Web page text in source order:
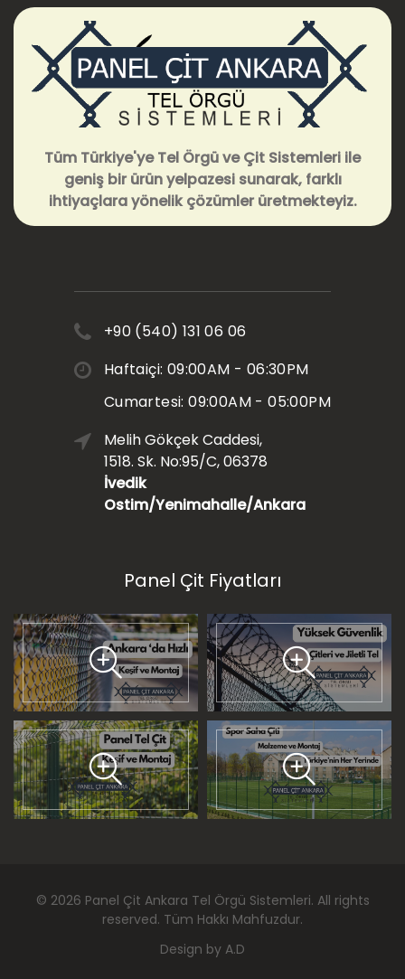
Tüm Türkiye'ye Tel Örgü ve Çit Sistemleri ile
geniş bir ürün yelpazesi sunarak, farklı
ihtiyaçlara yönelik çözümler üretmekteyiz.
+90 (540) 131 06 06
Haftaiçi: 09:00AM - 06:30PM
Cumartesi: 09:00AM - 05:00PM
Melih Gökçek Caddesi,
1518. Sk. No:95/C, 06378
İvedik
Ostim/Yenimahalle/Ankara
Panel Çit Fiyatları
© 2026 Panel Çit Ankara Tel Örgü Sistemleri. All rights
reserved. Tüm Hakkı Mahfuzdur.
Design by A.D